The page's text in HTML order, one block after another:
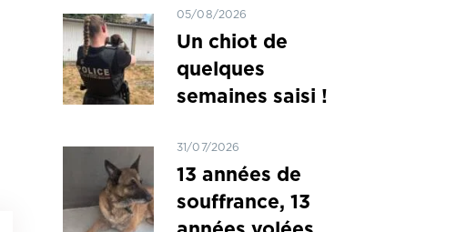
05/08/2026
Un chiot de
quelques
semaines saisi !
31/07/2026
13 années de
souffrance, 13